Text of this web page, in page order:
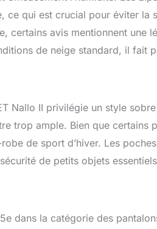
ce qui est crucial pour éviter la
certains avis mentionnent une
de neige standard, il fait
Nallo II privilégie un style
trop ample. Bien que certains
de sport d’hiver. Les
de petits objets
dans la catégorie des